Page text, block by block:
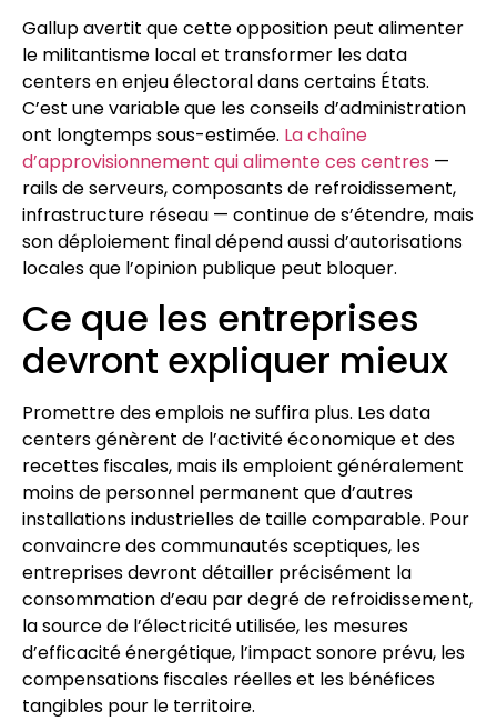
Gallup avertit que cette opposition peut alimenter
le militantisme local et transformer les data
centers en enjeu électoral dans certains États.
C’est une variable que les conseils d’administration
ont longtemps sous-estimée. La chaîne
d’approvisionnement qui alimente ces centres —
rails de serveurs, composants de refroidissement,
infrastructure réseau — continue de s’étendre, mais
son déploiement final dépend aussi d’autorisations
locales que l’opinion publique peut bloquer.
Ce que les entreprises
devront expliquer mieux
Promettre des emplois ne suffira plus. Les data
centers génèrent de l’activité économique et des
recettes fiscales, mais ils emploient généralement
moins de personnel permanent que d’autres
installations industrielles de taille comparable. Pour
convaincre des communautés sceptiques, les
entreprises devront détailler précisément la
consommation d’eau par degré de refroidissement,
la source de l’électricité utilisée, les mesures
d’efficacité énergétique, l’impact sonore prévu, les
compensations fiscales réelles et les bénéfices
tangibles pour le territoire.